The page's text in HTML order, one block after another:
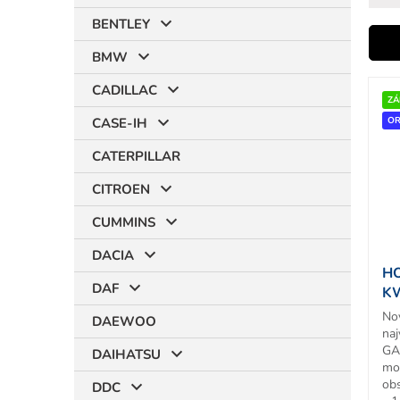
BENTLEY
BMW
CADILLAC
CASE-IH
CATERPILLAR
CITROEN
CUMMINS
DACIA
DAF
DAEWOO
DAIHATSU
DDC
r